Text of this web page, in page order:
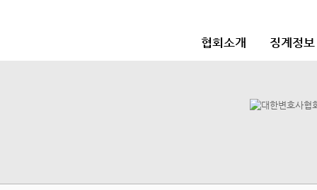
협회소개 징계정